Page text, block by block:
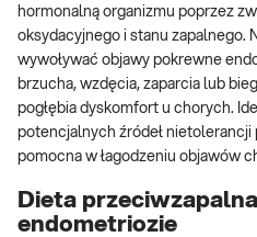
hormonalną organizmu poprzez
oksydacyjnego i stanu zapalnego.
wywoływać objawy pokrewne
brzucha, wzdęcia, zaparcia lub
pogłębia dyskomfort u chorych.
potencjalnych źródeł nietolerancji
pomocna w łagodzeniu objawów
Dieta
endometriozie